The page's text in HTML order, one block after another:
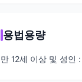
용법용량
만 12세 이상 및 성인